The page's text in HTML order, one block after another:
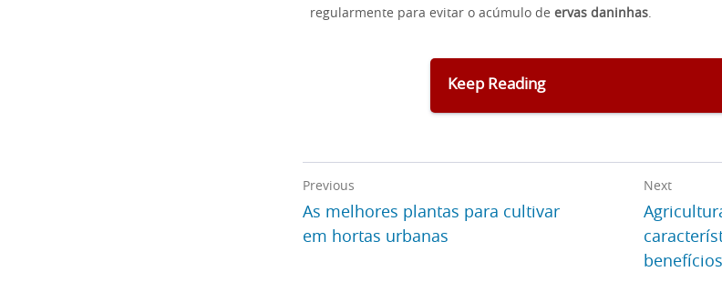
regularmente para evitar o acúmulo de ervas daninhas
Keep Reading
Previous
As melhores plantas para cultivar
em hortas urbanas
Next
benefícios